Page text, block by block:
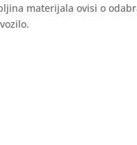
materijala ovisi o